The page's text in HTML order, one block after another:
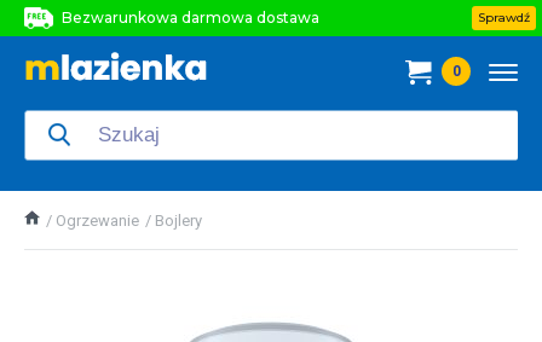
Bezwarunkowa darmowa dostawa
Bezwarunkowa darmowa dostawa
Sprawdź
0
Ogrzewanie Bojlery